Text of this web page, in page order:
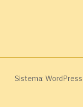
Sistema: WordPress